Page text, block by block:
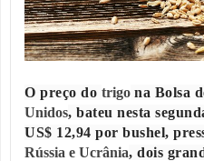
O preço do trigo na Bolsa
Unidos, bateu nesta
US$ 12,94 por bushel,
Rússia e Ucrânia, dois